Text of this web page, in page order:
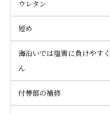
ウレタン
短め
海沿いでは塩害に負けやす
ん
付帯部の補修